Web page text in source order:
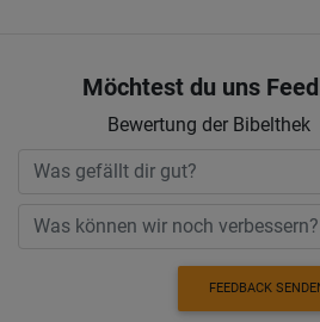
Möchtest du uns
Bewertung der Bibelthek
FEEDBACK